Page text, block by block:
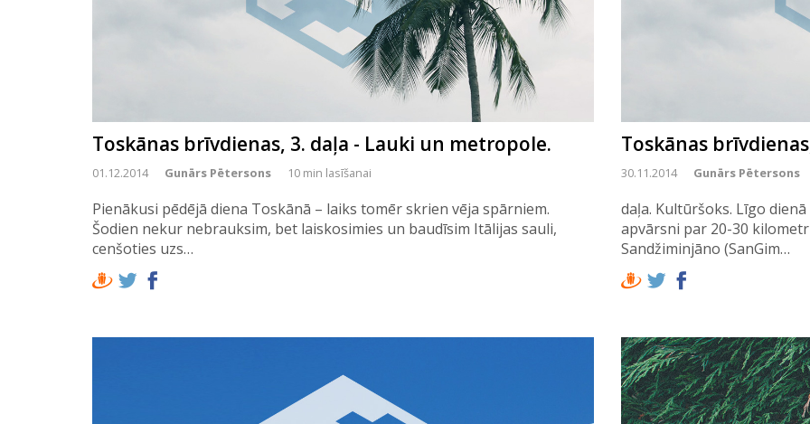
Toskānas brīvdienas, 3. daļa - Lauki un metropole.
01.12.2014 Gunārs Pētersons 10 min lasīšanai
Pienākusi pēdējā diena Toskānā – laiks tomēr skrien vēja spārniem.
Šodien nekur nebrauksim, bet laiskosimies un baudīsim Itālijas sauli,
cenšoties uzs…
Toskānas
30.11.2014 Gunārs Pētersons
daļa. Kultūršoks. Līgo
apvārsni par 20-30
Sandžiminjāno (SanGim…